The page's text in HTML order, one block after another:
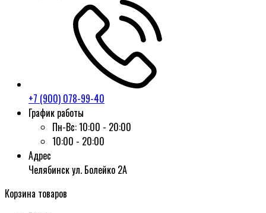
+7 (900) 078-99-40
График работы
Пн-Вс:10:00 - 20:00
10:00 - 20:00
Адрес
Челябинск ул. Болейко 2А
Корзина товаров